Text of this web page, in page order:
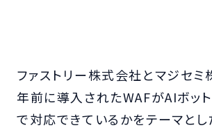
ファストリー株式会社とマジセミ
年前に導入されたWAFがAIボッ
で対応できているかをテーマとし